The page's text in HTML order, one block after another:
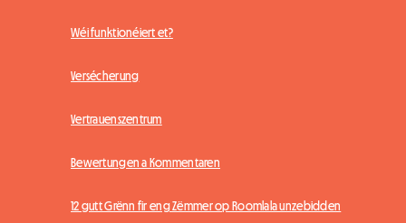
Wéi funktionéiert et?
Versécherung
Vertrauenszentrum
Bewertungen a Kommentaren
12 gutt Grënn fir eng Zëmmer op Roomlala unzebidden